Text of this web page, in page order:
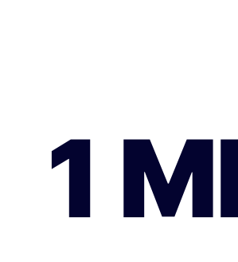
1